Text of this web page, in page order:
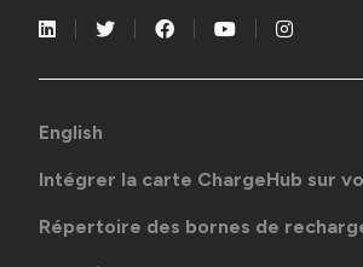
English
Intégrer la carte ChargeHub sur
Répertoire des bornes de